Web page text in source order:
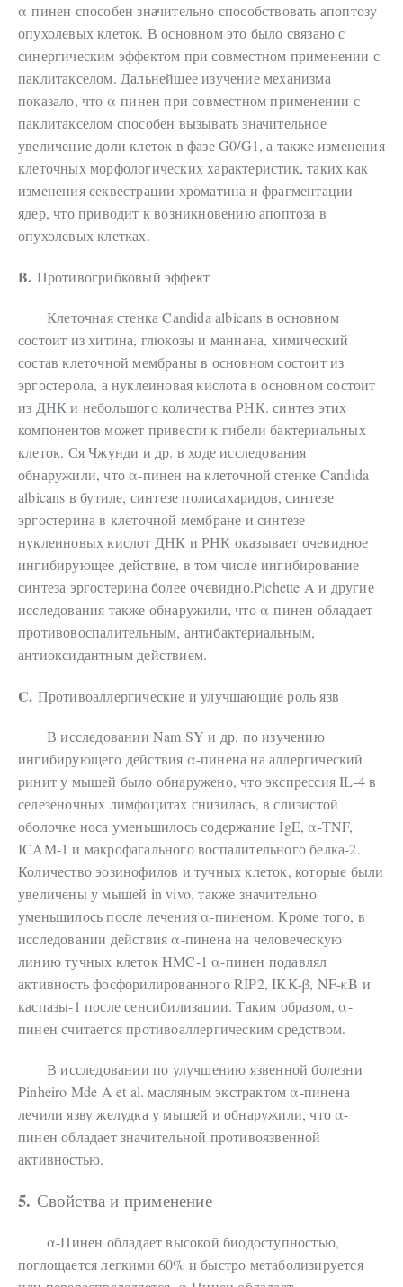
α-пинен способен значительно способствовать апоптозу
опухолевых клеток. В основном это было связано с
синергическим эффектом при совместном применении с
паклитакселом. Дальнейшее изучение механизма
показало, что α-пинен при совместном применении с
паклитакселом способен вызывать значительное
увеличение доли клеток в фазе G0/G1, а также изменения
клеточных морфологических характеристик, таких как
изменения секвестрации хроматина и фрагментации
ядер, что приводит к возникновению апоптоза в
опухолевых клетках.
B. Противогрибковый эффект
Клеточная стенка Candida albicans в основном
состоит из хитина, глюкозы и маннана, химический
состав клеточной мембраны в основном состоит из
эргостерола, а нуклеиновая кислота в основном состоит
из ДНК и небольшого количества РНК. синтез этих
компонентов может привести к гибели бактериальных
клеток. Ся Чжунди и др. в ходе исследования
обнаружили, что α-пинен на клеточной стенке Candida
albicans в бутиле, синтезе полисахаридов, синтезе
эргостерина в клеточной мембране и синтезе
нуклеиновых кислот ДНК и РНК оказывает очевидное
ингибирующее действие, в том числе ингибирование
синтеза эргостерина более очевидно.Pichette A и другие
исследования также обнаружили, что α-пинен обладает
противовоспалительным, антибактериальным,
антиоксидантным действием.
C. Противоаллергические и улучшающие роль язв
В исследовании Nam SY и др. по изучению
ингибирующего действия α-пинена на аллергический
ринит у мышей было обнаружено, что экспрессия IL-4 в
селезеночных лимфоцитах снизилась, в слизистой
оболочке носа уменьшилось содержание IgE, α-TNF,
ICAM-1 и макрофагального воспалительного белка-2.
Количество эозинофилов и тучных клеток, которые были
увеличены у мышей in vivo, также значительно
уменьшилось после лечения α-пиненом. Кроме того, в
исследовании действия α-пинена на человеческую
линию тучных клеток HMC-1 α-пинен подавлял
активность фосфорилированного RIP2, IKK-β, NF-κB и
каспазы-1 после сенсибилизации. Таким образом, α-
пинен считается противоаллергическим средством.
В исследовании по улучшению язвенной болезни
Pinheiro Mde A et al. масляным экстрактом α-пинена
лечили язву желудка у мышей и обнаружили, что α-
пинен обладает значительной противоязвенной
активностью.
5. Свойства и применение
α-Пинен обладает высокой биодоступностью,
поглощается легкими 60% и быстро метаболизируется